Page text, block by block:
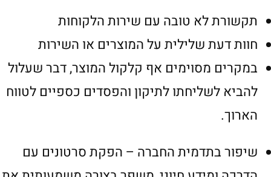
תקשורת לא טובה עם שירות הלקוחות
חוות דעת שלילית על המוצרים או השירות
במקרים מסוימים אף קלקול המוצר, דבר שעלול
להביא לשליחתו לתיקון והפסדים כספיים לטווח
הארוך.
שיפור בתדמית החברה – הפקת סרטונים עם